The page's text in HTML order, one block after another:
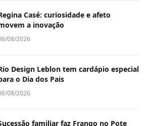
Casé: curiosidade e afeto
a inovação
08/2026
Design Leblon tem cardápio especial
o Dia dos Pais
08/2026
familiar faz Frango no Pote